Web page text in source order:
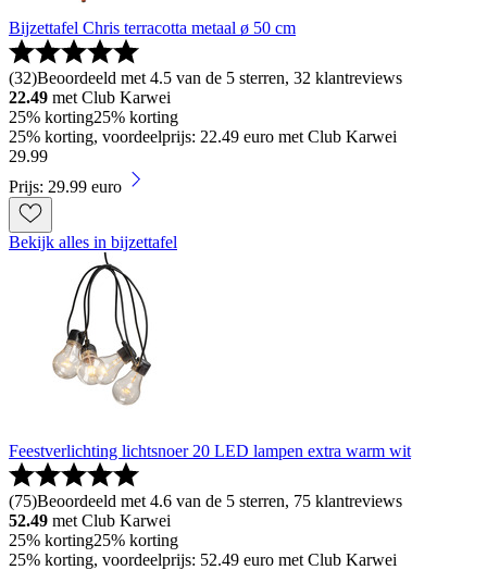
Bijzettafel Chris terracotta metaal ø 50 cm
(32)Beoordeeld met 4.5 van de 5 sterren, 32 klantreviews
22.49 met Club Karwei
25% korting25% korting
25% korting, voordeelprijs: 22.49 euro met Club Karwei
29.99
Prijs: 29.99 euro
Bekijk alles in bijzettafel
Feestverlichting lichtsnoer 20 LED lampen extra warm wit
(75)Beoordeeld met 4.6 van de 5 sterren, 75 klantreviews
52.49 met Club Karwei
25% korting25% korting
25% korting, voordeelprijs: 52.49 euro met Club Karwei